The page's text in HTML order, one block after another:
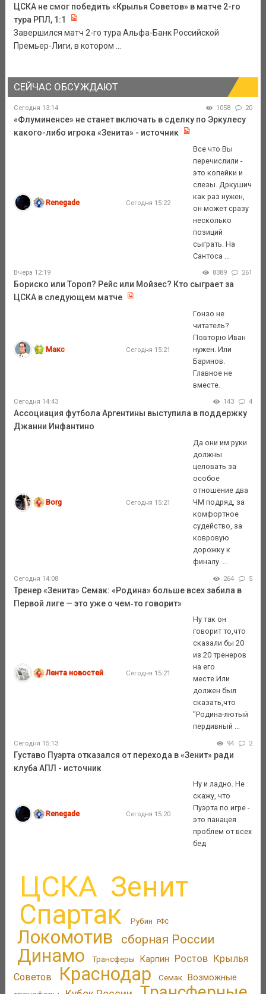
ЦСКА не смог победить «Крылья Советов» в матче 2-го
тура РПЛ, 1:1
Завершился матч 2-го тура Альфа-Банк Российской
Премьер-Лиги, в котором ...
СЕЙЧАС ОБСУЖДАЮТ
Сегодня 13:14 1058 20
«Флуминенсе» не станет включать в сделку по Эркулесу
какого-либо игрока «Зенита» - источник
Renegade Сегодня 15:22
Все что Вы
перечислили -
это копейки и
слезы. Дркушич
как раз нужен,
он может сразу
несколько
позиций
сыграть. На
Сантоса ...
Вчера 12:19 8389 261
Бориско или Тороп? Рейс или Мойзес? Кто сыграет за
ЦСКА в следующем матче
Макс Сегодня 15:21
Гонзо не
читатель?
Повторю Иван
нужен. Или
Баринов.
Главное не
вместе.
Сегодня 14:43 143 4
Ассоциация футбола Аргентины выступила в поддержку
Джанни Инфантино
Borg Сегодня 15:21
Да они им руки
должны
целовать за
особое
отношение два
ЧМ подряд, за
комфортное
судейство, за
ковровую
дорожку к
финалу. ...
Сегодня 14:08 264 5
Тренер «Зенита» Семак: «Родина» больше всех забила в
Первой лиге — это уже о чем‑то говорит»
Лента новостей Сегодня 15:21
Ну так он
говорит то,что
сказали бы 20
из 20 тренеров
на его
месте.Или
должен был
сказать,что
"Родина-лютый
пердивный ...
Сегодня 15:13 94 2
Густаво Пуэрта отказался от перехода в «Зенит» ради
клуба АПЛ - источник
Renegade Сегодня 15:20
Ну и ладно. Не
скажу, что
Пуэрта по игре -
это панацея
проблем от всех
бед
ЦСКА Зенит
Спартак Рубин РФС
Локомотив сборная России
Динамо Трансферы Карпин Ростов Крылья
Советов
Краснодар Семак Возможные